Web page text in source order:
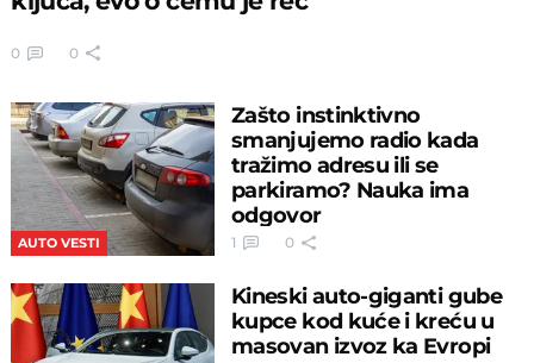
0 0
AUTO VESTI
Zašto instinktivno
smanjujemo radio kada
tražimo adresu ili se
parkiramo? Nauka ima
odgovor
1 0
Kineski auto-giganti gube
kupce kod kuće i kreću u
masovan izvoz ka Evropi